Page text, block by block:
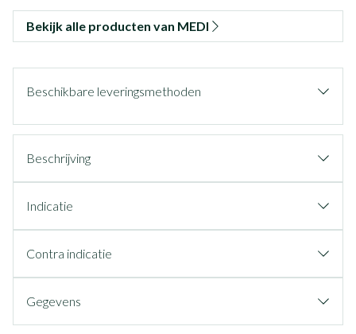
Bekijk alle producten van MEDI
Beschikbare leveringsmethoden
Beschrijving
Indicatie
Contra indicatie
Gegevens